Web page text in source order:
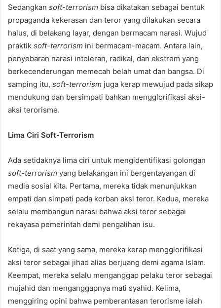
Sedangkan soft-terrorism bisa dikatakan sebagai bentuk
propaganda kekerasan dan teror yang dilakukan secara
halus, di belakang layar, dengan bermacam narasi. Wujud
praktik soft-terrorism ini bermacam-macam. Antara lain,
penyebaran narasi intoleran, radikal, dan ekstrem yang
berkecenderungan memecah belah umat dan bangsa. Di
samping itu, soft-terrorism juga kerap mewujud pada sikap
mendukung dan bersimpati bahkan mengglorifikasi aksi-
aksi terorisme.
Lima Ciri Soft-Terrorism
Ada setidaknya lima ciri untuk mengidentifikasi golongan
soft-terrorism yang belakangan ini bergentayangan di
media sosial kita. Pertama, mereka tidak menunjukkan
empati dan simpati pada korban aksi teror. Kedua, mereka
selalu membangun narasi bahwa aksi teror sebagai
rekayasa pemerintah demi pengalihan isu.
Ketiga, di saat yang sama, mereka kerap mengglorifikasi
aksi teror sebagai jihad alias berjuang demi agama Islam.
Keempat, mereka selalu menganggap pelaku teror sebagai
mujahid dan menganggapnya mati syahid. Kelima,
menggiring opini bahwa pemberantasan terorisme ialah